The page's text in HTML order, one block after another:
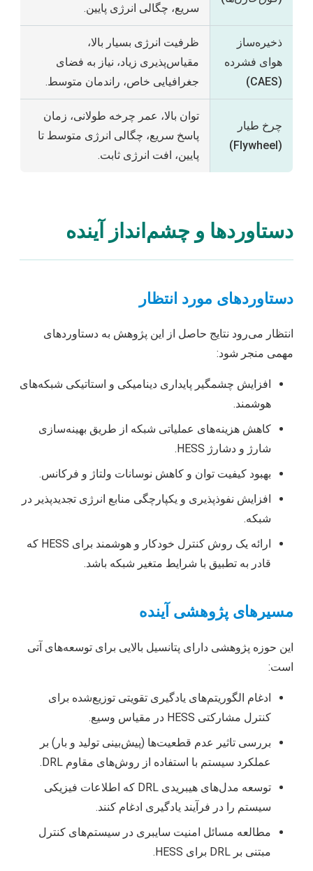
سریع، چگالی انرژی پایین.
ذخیره‌ساز
هوای فشرده
(CAES)
ظرفیت انرژی بسیار بالا،
مقیاس‌پذیری زیاد، نیاز به فضای
جغرافیایی خاص، راندمان متوسط.
چرخ طیار
(Flywheel)
توان بالا، عمر چرخه طولانی، زمان
پاسخ سریع، چگالی انرژی متوسط تا
پایین، افت انرژی ثابت.
دستاوردها و چشم‌انداز آینده
دستاوردهای مورد انتظار
انتظار می‌رود نتایج حاصل از این پژوهش به دستاوردهای
مهمی منجر شود:
افزایش چشمگیر پایداری دینامیکی و استاتیکی شبکه‌های
هوشمند.
کاهش هزینه‌های عملیاتی شبکه از طریق بهینه‌سازی
شارژ و دشارژ HESS.
بهبود کیفیت توان و کاهش نوسانات ولتاژ و فرکانس.
افزایش نفوذپذیری و یکپارچگی منابع انرژی تجدیدپذیر در
شبکه.
ارائه یک روش کنترل خودکار و هوشمند برای HESS که
قادر به تطبیق با شرایط متغیر شبکه باشد.
مسیرهای پژوهشی آینده
این حوزه پژوهشی دارای پتانسیل بالایی برای توسعه‌های آتی
است:
ادغام الگوریتم‌های یادگیری تقویتی توزیع‌شده برای
کنترل مشارکتی HESS در مقیاس وسیع.
بررسی تاثیر عدم قطعیت‌ها (پیش‌بینی تولید و بار) بر
عملکرد سیستم با استفاده از روش‌های مقاوم DRL.
توسعه مدل‌های هیبریدی DRL که اطلاعات فیزیکی
سیستم را در فرآیند یادگیری ادغام کنند.
مطالعه مسائل امنیت سایبری در سیستم‌های کنترل
مبتنی بر DRL برای HESS.